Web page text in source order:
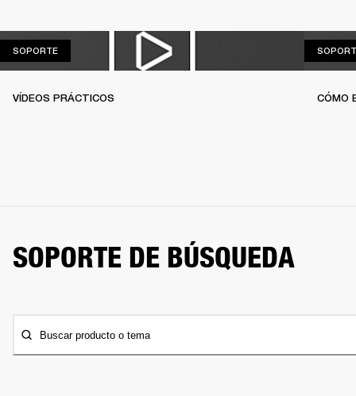
SOPORTESOPORTE
VÍDEOS PRÁCTICOS CÓMO
SOPORTE DE BÚSQUEDA
Buscar producto o tema